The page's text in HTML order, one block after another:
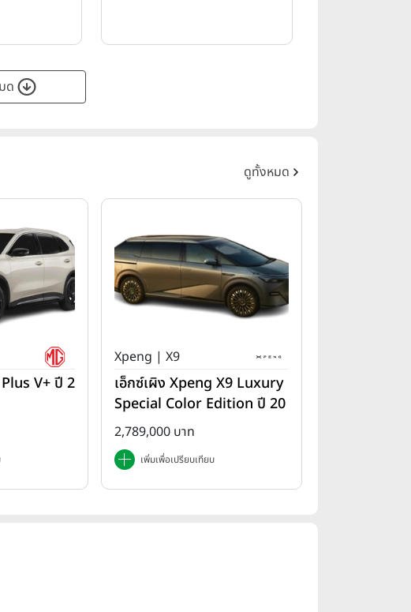
ด
ดูทั้งหมด
V+ ปี 2
Xpeng | X9
เอ็กซ์เผิง Xpeng X9 Luxury
Special Color Edition ปี 20
25
2,789,000 บาท
เพิ่มเพื่อเปรียบเทียบ